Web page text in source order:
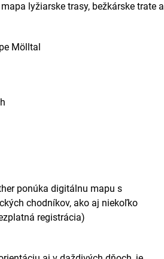
lyžiarske trasy, bežkárske trate a
Mölltal
ponúka digitálnu mapu s
chodníkov, ako aj niekoľko
registrácia)